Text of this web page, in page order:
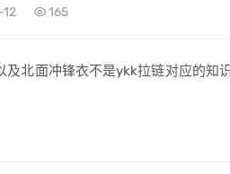
165
北面冲锋衣不是ykk拉链对应的知